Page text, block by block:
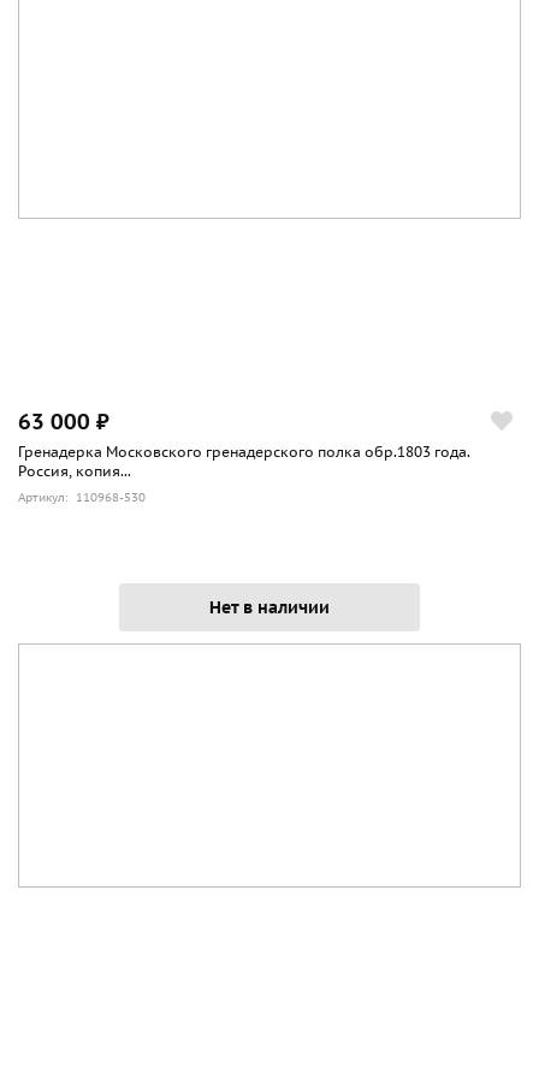
63 000 ₽
Гренадерка Московского гренадерского полка обр.1803 года.
Россия, копия...
Артикул: 110968-530
Нет в наличии